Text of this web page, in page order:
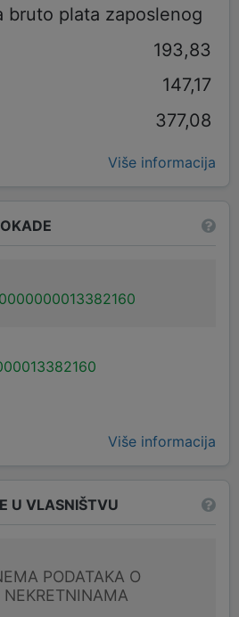
bruto plata zaposlenog
193,83
147,17
377,08
Više informacija
Više informacija
U VLASNIŠTVU
PODATAKA O
NEKRETNINAMA